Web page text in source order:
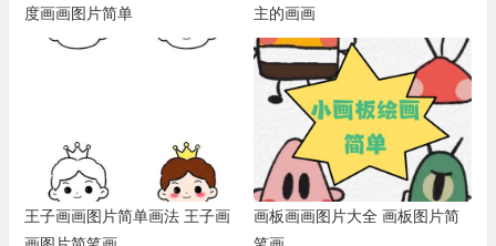
度画画图片简单
主的画画
王子画画图片简单画法 王子画
画板画画图片大全 画板图片简